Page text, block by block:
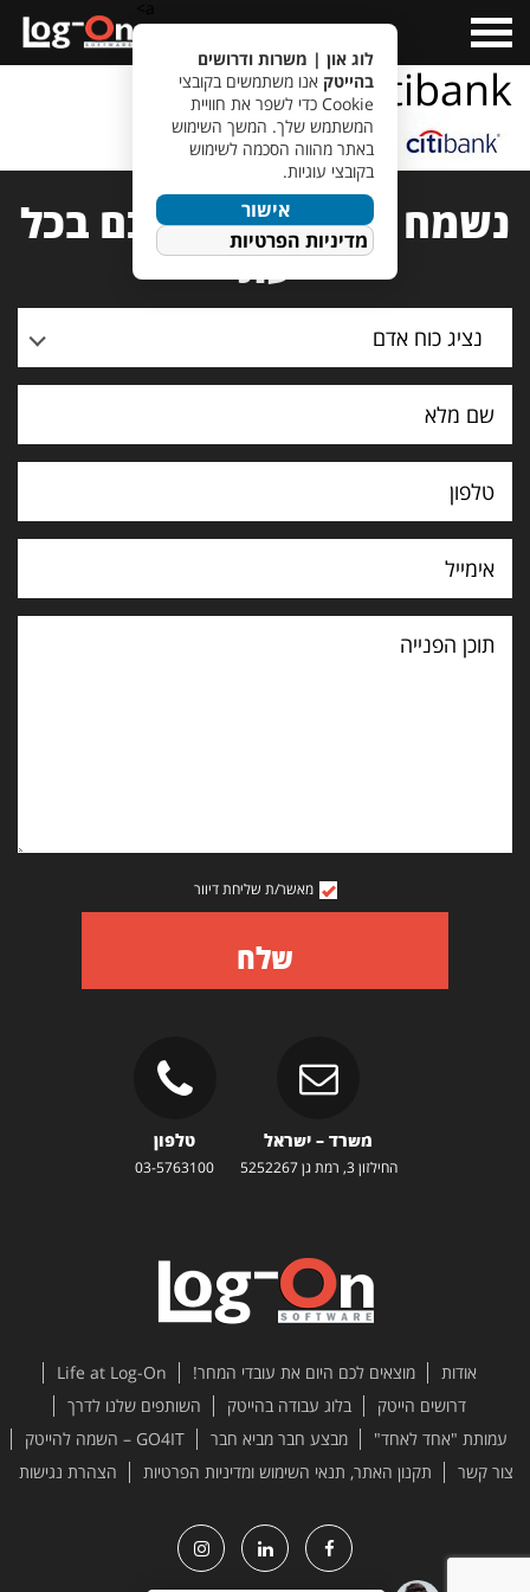
Menu
citibank
נשמח לעמוד לרשותכם בכל
עת
נציג כוח אדם
תוכן
הפנייה
מאשר/ת שליחת דיוור
שלח
משרד – ישראל
החילזון 3, רמת גן 5252267
טלפון
03-5763100
אודות מוצאים לכם היום את עובדי המחר!
Life at Log-On
דרושים הייטק
בלוג עבודה בהייטק
השותפים שלנו לדרך
עמותת "אחד לאחד"
מבצע חבר מביא חבר
GO4IT – השמה להייטק
צור קשר
תקנון האתר, תנאי השימוש ומדיניות הפרטיות הצהרת נגישות
לוג און | משרות ודרושים
בהייטק אנו משתמשים בקובצי
Cookie כדי לשפר את חוויית
המשתמש שלך. המשך השימוש
באתר מהווה הסכמה לשימוש
בקובצי עוגיות.
אישור
מדיניות הפרטיות